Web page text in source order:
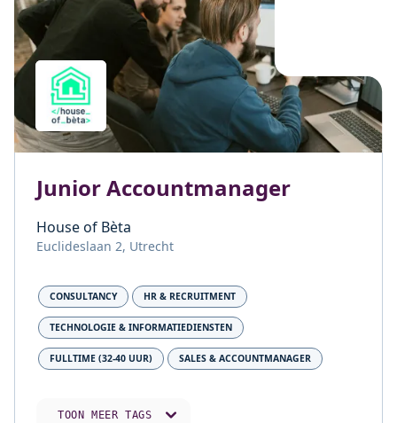
Junior Accountmanager
House of Bèta
Euclideslaan 2, Utrecht
CONSULTANCY HR & RECRUITMENT
TECHNOLOGIE & INFORMATIEDIENSTEN
FULLTIME (32-40 UUR) SALES & ACCOUNTMANAGER
TOON MEER TAGS